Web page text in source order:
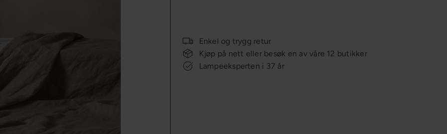
Enkel og trygg retur
Kjøp på nett eller besøk en av våre 12 butikker
Lampeeksperten i 37 år